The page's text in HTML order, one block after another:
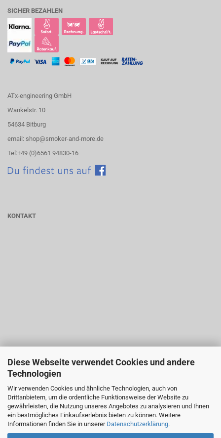
Diese Webseite verwendet Cookies und andere
Technologien
Wir verwenden Cookies und ähnliche Technologien, auch von
Drittanbietern, um die ordentliche Funktionsweise der Website zu
gewährleisten, die Nutzung unseres Angebotes zu analysieren und Ihnen
ein bestmögliches Einkaufserlebnis bieten zu können. Weitere
Informationen finden Sie in unserer Datenschutzerklärung.
SICHER BEZAHLEN
ATx-engineering GmbH
Wankelstr. 10
54634 Bitburg
email: shop@smoker-and-more.de
Tel:+49 (0)6561 94830-16
KONTAKT